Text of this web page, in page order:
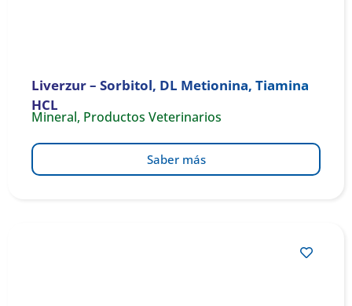
Liverzur – Sorbitol, DL Metionina, Tiamina
HCL
Mineral, Productos Veterinarios
Saber más